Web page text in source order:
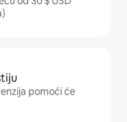
pomoći će